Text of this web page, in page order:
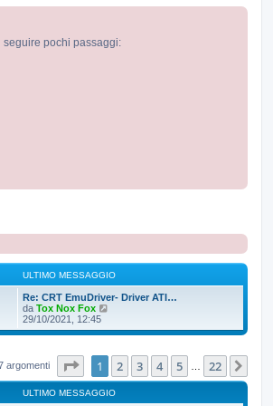
pochi passaggi:
ULTIMO MESSAGGIO
Re: CRT EmuDriver- Driver ATI…
da Tox Nox Fox
d
i
m
29/10/2021, 12:45
argomenti Pagina1 di
1 2 3 4 5 22
ULTIMO MESSAGGIO